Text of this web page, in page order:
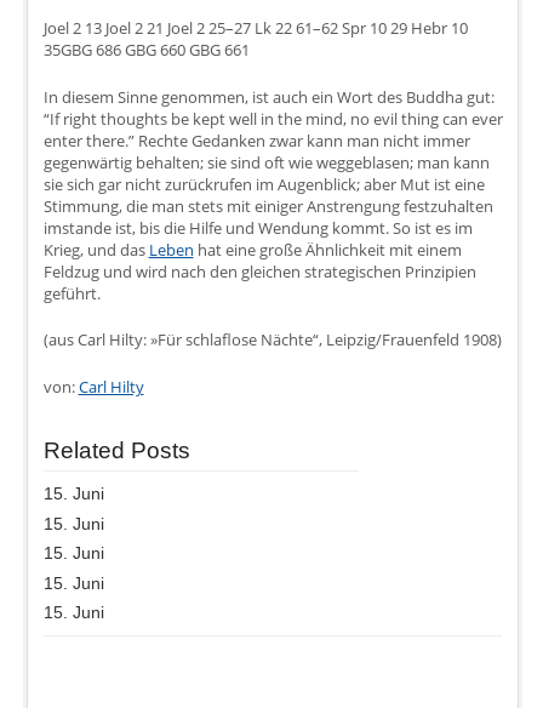
Joel 2 13 Joel 2 21 Joel 2 25–27 Lk 22 61–62 Spr 10 29 Hebr 10
35GBG 686 GBG 660 GBG 661
In diesem Sinne genommen, ist auch ein Wort des Buddha gut:
“If right thoughts be kept well in the mind, no evil thing can ever
enter there.” Rechte Gedanken zwar kann man nicht immer
gegenwärtig behalten; sie sind oft wie weggeblasen; man kann
sie sich gar nicht zurückrufen im Augenblick; aber Mut ist eine
Stimmung, die man stets mit einiger Anstrengung festzuhalten
imstande ist, bis die Hilfe und Wendung kommt. So ist es im
Krieg, und das Leben hat eine große Ähnlichkeit mit einem
Feldzug und wird nach den gleichen strategischen Prinzipien
geführt.
(aus Carl Hilty: »Für schlaflose Nächte“, Leipzig/Frauenfeld 1908)
von:Carl Hilty
Related Posts
15. Juni
15. Juni
15. Juni
15. Juni
15. Juni